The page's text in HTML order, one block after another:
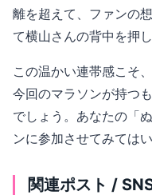
離を超えて、ファンの
て横山さんの背中を押
この温かい連帯感こそ
今回のマラソンが持つ
でしょう。あなたの「
ンに参加させてみては
関連ポスト /